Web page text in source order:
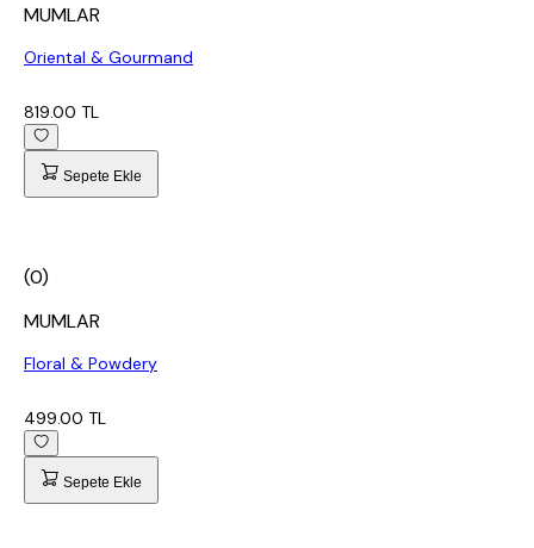
MUMLAR
Oriental & Gourmand
819.00 TL
Sepete Ekle
(0)
MUMLAR
Floral & Powdery
499.00 TL
Sepete Ekle